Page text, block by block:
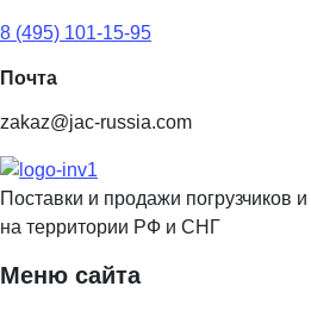
8 (495) 101-15-95
Почта
zakaz@jac-russia.com
Поставки и продажи погрузчиков
на территории РФ и СНГ
Меню сайта